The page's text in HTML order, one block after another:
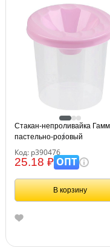
Стакан-непроливайка
пастельно-розовый
Код: р390476
25.18 ₽ОПТ
В корзину